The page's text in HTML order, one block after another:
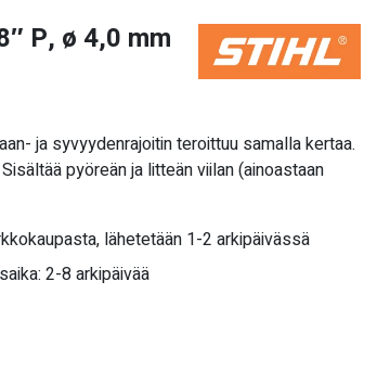
P, ø 4,0 mm
ja syvyydenrajoitin teroittuu samalla kertaa.
pyöreän ja litteän viilan (ainoastaan
lähetetään 1-2 arkipäivässä
2-8 arkipäivää